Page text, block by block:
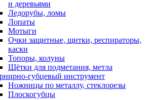
и деревьями
Ледорубы, ломы
Лопаты
Мотыги
Очки защитные, щитки, респираторы,
каски
Топоры, колуны
Щётки для подметания, метла
губцевый инструмент
Ножницы по металлу, стеклорезы
Плоскогубцы